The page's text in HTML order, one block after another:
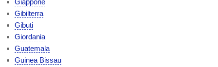
Giappone
Gibilterra
Gibuti
Giordania
Guatemala
Guinea Bissau